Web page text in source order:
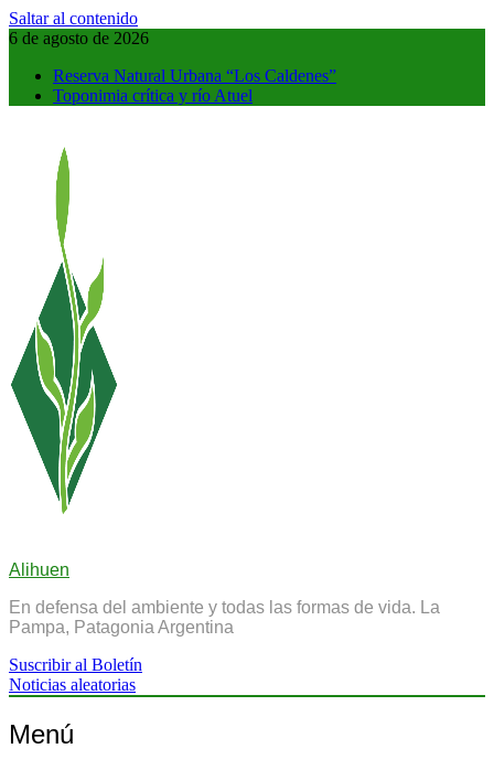
Saltar al contenido
6 de agosto de 2026
Reserva Natural Urbana “Los Caldenes”
Toponimia crítica y río Atuel
Alihuen
En defensa del ambiente y todas las formas de vida. La
Pampa, Patagonia Argentina
Suscribir al Boletín
Noticias aleatorias
Menú